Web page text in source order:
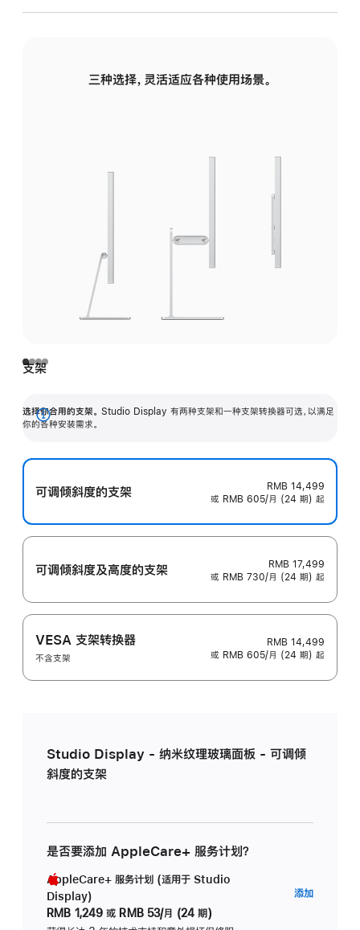
三种选择，灵活适应各种使用场景。
支架
选择你合用的支架。 Studio Display 有两种支架和一种支架转换器可选，以满足
你的各种安装需求。
展
可调倾斜度的支架
RMB 14,499
或 RMB 605/月 (24 期) 起
可调倾斜度及高‍度的支‍架
RMB 17,499
或 RMB 730/月 (24 期) 起
VESA 支架转换器
不含支架
RMB 14,499
或 RMB 605/月 (24 期) 起
Studio Display - 纳米纹理玻璃面板 - 可调倾
斜度的支架
是否要添加 AppleCare+ 服务计划？
AppleCare+ 服务计划 (适用于 Studio
Display)
RMB 1,249 或 RMB 53/月 (24 期)
添加